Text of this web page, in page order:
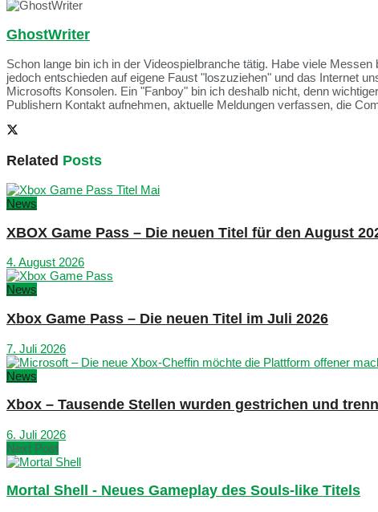
GhostWriter
Schon lange bin ich in der Videospielbranche tätig. Habe viele
jedoch entschieden auf eigene Faust "loszuziehen" und das Internet
Microsofts Konsolen. Ein "Fanboy" bin ich deshalb nicht, denn
Publishern Kontakt aufnehmen, aktuelle Meldungen verfassen, die
Related Posts
News
XBOX Game Pass – Die neuen Titel für den August
4. August 2026
News
Xbox Game Pass – Die neuen Titel im Juli 2026
7. Juli 2026
News
Xbox – Tausende Stellen wurden gestrichen und
6. Juli 2026
Next Post
Mortal Shell - Neues Gameplay des Souls-like Titels